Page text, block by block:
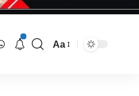
Aa